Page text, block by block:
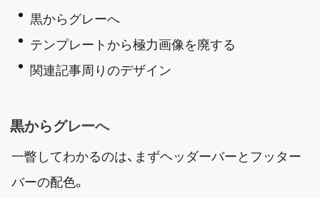
黒からグレーへ
テンプレートから極力画像を廃する
関連記事周りのデザイン
黒からグレーへ
一瞥してわかるのは、まずヘッダーバーとフッター
バーの配色。